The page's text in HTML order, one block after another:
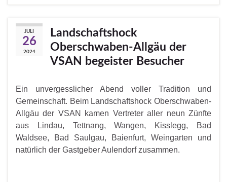
JULI
26
2024
Landschaftshock
Oberschwaben-Allgäu der
VSAN begeister Besucher
Ein unvergesslicher Abend voller Tradition und
Gemeinschaft. Beim Landschaftshock Oberschwaben-
Allgäu der VSAN kamen Vertreter aller neun Zünfte
aus Lindau, Tettnang, Wangen, Kisslegg, Bad
Waldsee, Bad Saulgau, Baienfurt, Weingarten und
natürlich der Gastgeber Aulendorf zusammen.